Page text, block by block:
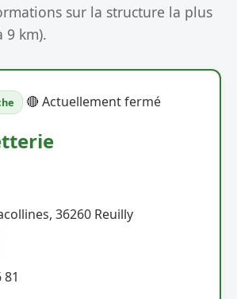
sur la structure la plus
9 km).
🔴 Actuellement fermé
36260 Reuilly
81